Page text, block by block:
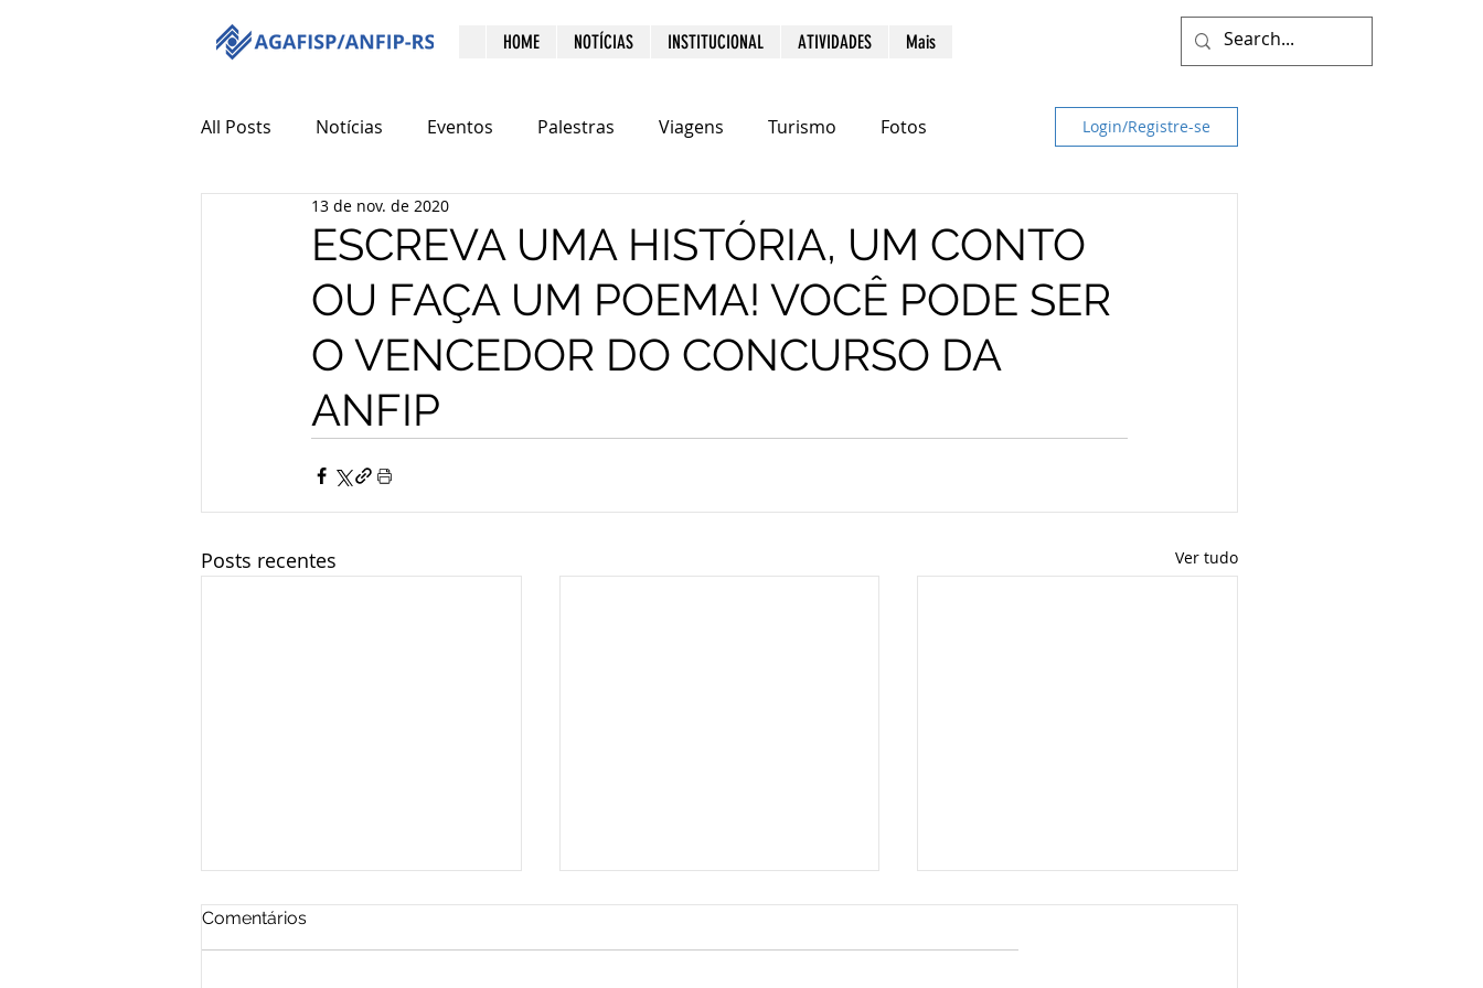
HOME NOTÍCIAS INSTITUCIONAL ATIVIDADES Mais
All Posts Notícias Eventos Palestras Viagens Turismo Fotos Login/Registre-se
ESCREVA UMA HISTÓRIA, UM CONTO
OU FAÇA UM POEMA! VOCÊ PODE SER
O VENCEDOR DO CONCURSO DA
ANFIP
13 de nov. de 2020
Posts recentes Ver tudo
Comentários